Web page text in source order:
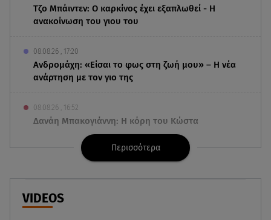
Τζο Μπάιντεν: Ο καρκίνος έχει εξαπλωθεί - Η
ανακοίνωση του γιου του
08.08.26 , 17:20
Ανδρομάχη: «Είσαι το φως στη ζωή μου» – Η νέα
ανάρτηση με τον γιο της
08.08.26 , 16:52
Δανάη Μπακογιάννη: Η κόρη του Κώστα
Μπακογιάννη έκανε πανελλήνιο ρεκόρ
Πένθος για τον Λιονέλ Μέσι - Πέθανε ο πατέρας
Περισσότερα
VIDEOS